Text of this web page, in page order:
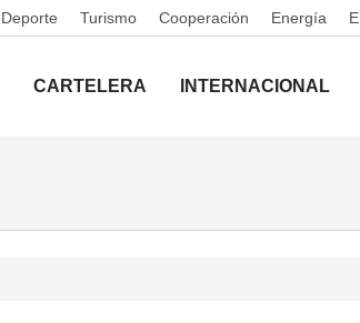
Deporte Turismo Cooperación Energía
CARTELERA INTERNACIONAL